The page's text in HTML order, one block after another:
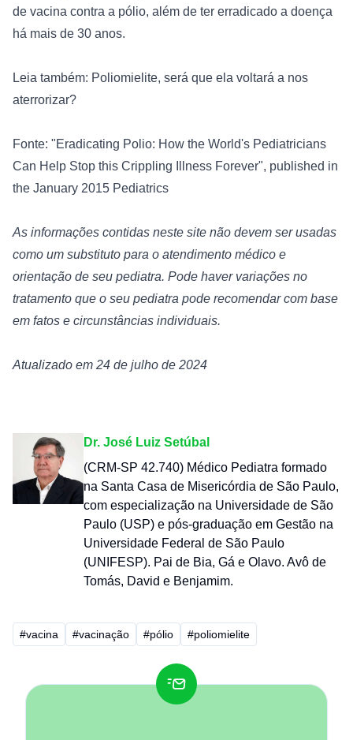
de vacina contra a pólio, além de ter erradicado a doença
há mais de 30 anos.
Leia também: Poliomielite, será que ela voltará a nos
aterrorizar?
Fonte: "Eradicating Polio: How the World's Pediatricians
Can Help Stop this Crippling Illness Forever", published in
the January 2015 Pediatrics
As informações contidas neste site não devem ser usadas
como um substituto para o atendimento médico e
orientação de seu pediatra. Pode haver variações no
tratamento que o seu pediatra pode recomendar com base
em fatos e circunstâncias individuais.
Atualizado em 24 de julho de 2024
Dr. José Luiz Setúbal
(CRM-SP 42.740) Médico Pediatra formado
na Santa Casa de Misericórdia de São Paulo,
com especialização na Universidade de São
Paulo (USP) e pós-graduação em Gestão na
Universidade Federal de São Paulo
(UNIFESP). Pai de Bia, Gá e Olavo. Avô de
Tomás, David e Benjamim.
#vacina #vacinação #pólio #poliomielite